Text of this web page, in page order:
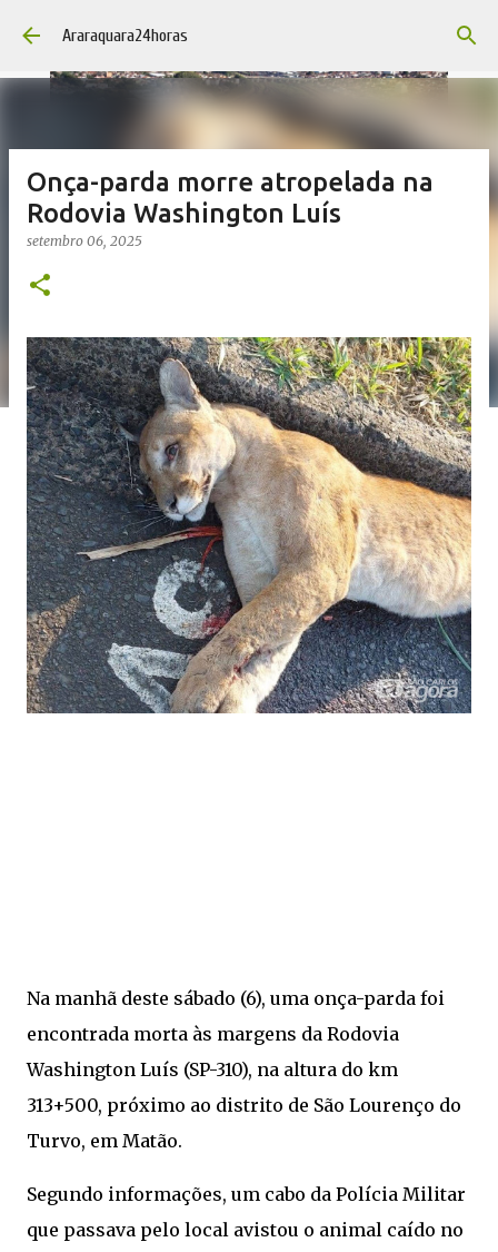
Pular para o conteúdo principal
Araraquara24horas
Onça-parda morre atropelada na
Rodovia Washington Luís
setembro 06, 2025
Na manhã deste sábado (6), uma onça-parda foi
encontrada morta às margens da Rodovia
Washington Luís (SP-310), na altura do km
313+500, próximo ao distrito de São Lourenço do
Turvo, em Matão.
Segundo informações, um cabo da Polícia Militar
que passava pelo local avistou o animal caído no